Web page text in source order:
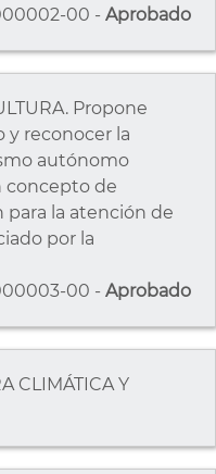
00 - Aprobado
Propone
y reconocer la
autónomo
concepto de
la atención de
por la
00 - Aprobado
CLIMÁTICA Y